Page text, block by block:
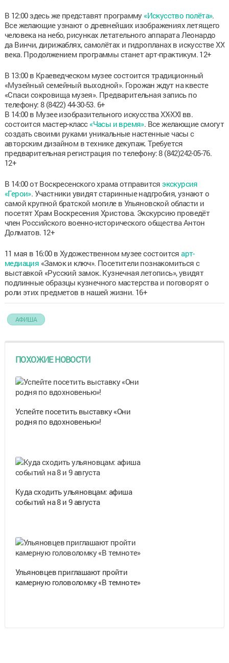
В 12:00 здесь же представят программу «Искусство полёта».
Все желающие узнают о древнейших изображениях летящего
человека на небо, рисунках летательного аппарата Леонардо
да Винчи, дирижаблях, самолётах и гидропланах в искусстве ХХ
века. Продолжением программы станет арт-практикум. 12+
В 13:00 в Краеведческом музее состоится традиционный
«Музейный семейный выходной». Горожан ждут на квесте
«Спаси сокровища музея». Предварительная запись по
телефону: 8 (8422) 44-30-53. 6+
В 14:00 в Музее изобразительного искусства XX-XXI вв.
состоится мастер-класс «Часы и время». Все желающие смогут
создать своими руками уникальные настенные часы с
авторским дизайном в технике декупаж. Требуется
предварительная регистрация по телефону: 8 (842)242-05-76.
12+
В 14:00 от Воскресенского храма отправитсяэкскурсия
«Герои». Участники увидят старинные надгробия, узнают о
самой крупной братской могиле в Ульяновской области и
посетят Храм Воскресения Христова. Экскурсию проведёт
член Российского военно-исторического общества Антон
Долматов. 12+
11 мая в 16:00 в Художественном музее состоитсяарт-
медиация «Замок и ключ». Посетители познакомиться с
выставкой «Русский замок. Кузнечная летопись», увидят
подлинные образцы кузнечного мастерства и поговорят о
роли этих предметов в нашей жизни. 16+
АФИША
ПОХОЖИЕ НОВОСТИ
Успейте посетить выставку «Они
родня по вдохновенью»!
Куда сходить ульяновцам: афиша
событий на 8 и 9 августа
Ульяновцев приглашают пройти
камерную головоломку «В темноте»